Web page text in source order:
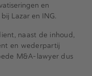
en
Lazar en ING.
naast de inhoud,
en wederpartij
M&A-lawyer dus